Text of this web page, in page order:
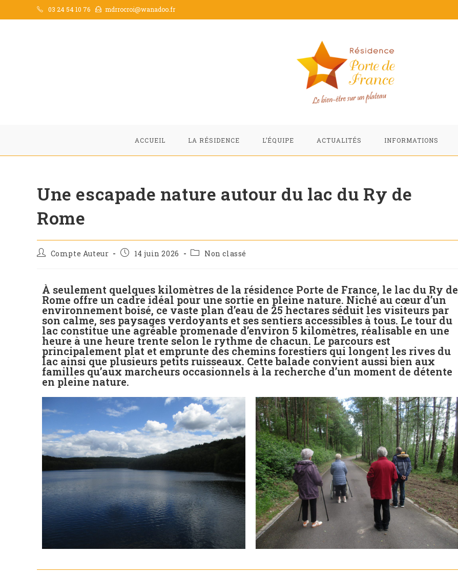
03 24 54 10 76 mdrrocroi@wanadoo.fr
ACCUEIL LA RÉSIDENCE L’ÉQUIPE ACTUALITÉS INFORMATIONS
Une escapade nature autour du lac du Ry de
Rome
Compte Auteur 14 juin 2026 Non classé
À seulement quelques kilomètres de la résidence Porte de France, le lac du Ry de
Rome offre un cadre idéal pour une sortie en pleine nature. Niché au cœur d’un
environnement boisé, ce vaste plan d’eau de 25 hectares séduit les visiteurs par
son calme, ses paysages verdoyants et ses sentiers accessibles à tous. Le tour du
lac constitue une agréable promenade d’environ 5 kilomètres, réalisable en une
heure à une heure trente selon le rythme de chacun. Le parcours est
principalement plat et emprunte des chemins forestiers qui longent les rives du
lac ainsi que plusieurs petits ruisseaux. Cette balade convient aussi bien aux
familles qu’aux marcheurs occasionnels à la recherche d’un moment de détente
en pleine nature.